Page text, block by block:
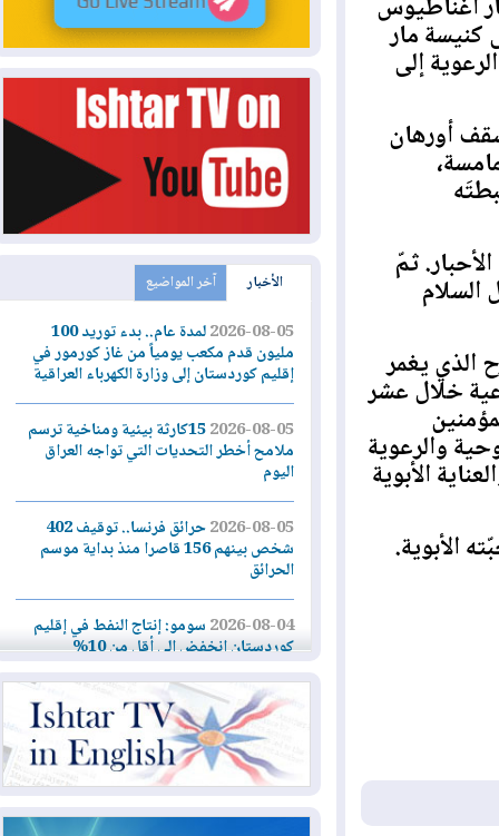
مار اغناطيوس
مار
إلى
أورهان
ثمّ
يغمر
خلال عشر
والرعوية
الأبوية
الأخبار آخر المواضيع
2026-08-05 لمدة عام.. بدء توريد 100
مليون قدم مكعب يومياً من غاز كورمور في
إقليم كوردستان إلى وزارة الكهرباء العراقية
2026-08-05
15كارثة بيئية ومناخية ترسم
ملامح أخطر التحديات التي تواجه العراق
اليوم
2026-08-05
حرائق فرنسا.. توقيف 402
شخص بينهم 156 قاصرا منذ بداية موسم
الحرائق
2026-08-04سومو: إنتاج النفط في إقليم
كوردستان انخفض إلى أقل من 10%
2026-08-04 ملفات حقبة الكاظمي تعود إلى
الواجهة.. أنباء عن مراجعات قضائية
وتحقيقات أوسع في قضايا فساد
الرئاسية ويحذر من "حرب أهلية" في